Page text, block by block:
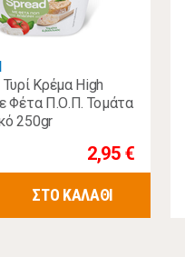
Κρέμα High
Φέτα Π.Ο.Π. Τομάτα
250gr
2,95 €
ΣΤΟ ΚΑΛΑΘΙ